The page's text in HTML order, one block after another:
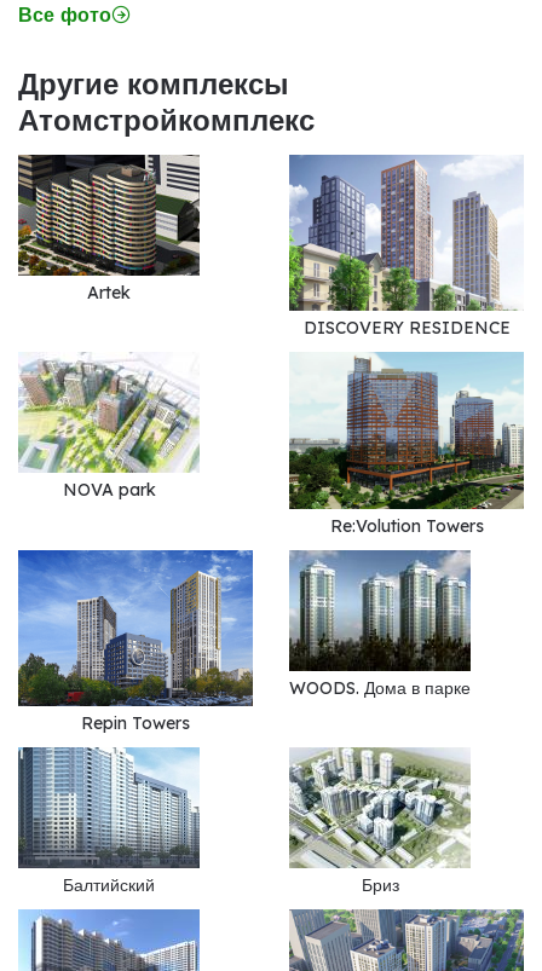
Все фото
Другие комплексы
Атомстройкомплекс
Artek
DISCOVERY RESIDENCE
NOVA park
Re:Volution Towers
Repin Towers
WOODS. Дома в парке
Балтийский Бриз